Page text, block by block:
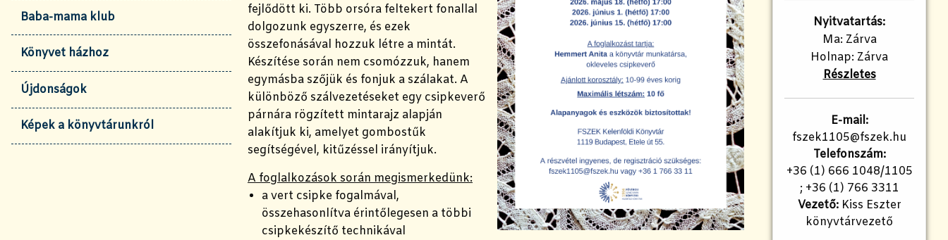
Baba-mama klub
Könyvet házhoz
Újdonságok
Képek a könyvtárunkról
fejlődött ki. Több orsóra feltekert fonallal
dolgozunk egyszerre, és ezek
összefonásával hozzuk létre a mintát.
Készítése során nem csomózzuk, hanem
egymásba szőjük és fonjuk a szálakat. A
különböző szálvezetéseket egy csipkeverő
párnára rögzített mintarajz alapján
alakítjuk ki, amelyet gombostűk
segítségével, kitűzéssel irányítjuk.
A foglalkozások során megismerkedünk:
a vert csipke fogalmával,
összehasonlítva érintőlegesen a többi
csipkekészítő technikával
Nyitvatartás:
Ma: Zárva
Holnap: Zárva
Részletes
E-mail:
fszek1105@fszek.hu
Telefonszám:
+36 (1) 666 1048/1105
; +36 (1) 766 3311
Vezető:Kiss Eszter
könyvtárvezető